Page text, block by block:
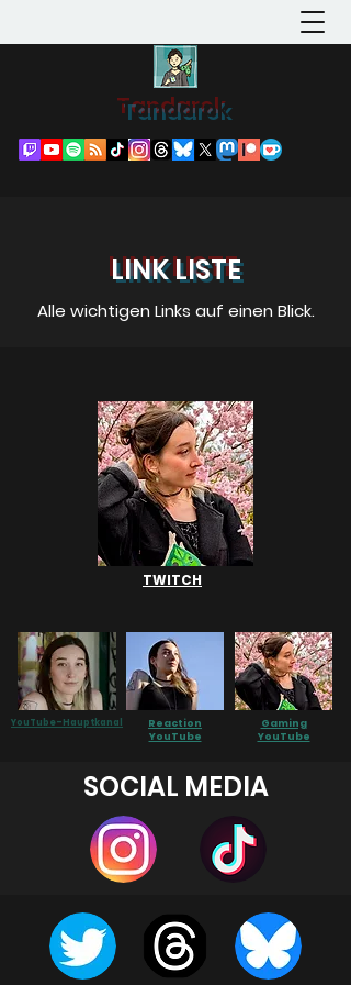
Tandarok
LINK LISTE
Alle wichtigen Links auf einen Blick.
TWITCH
SOCIAL MEDIA
YouTube-Hauptkanal
Reaction
YouTube
Gaming
YouTube